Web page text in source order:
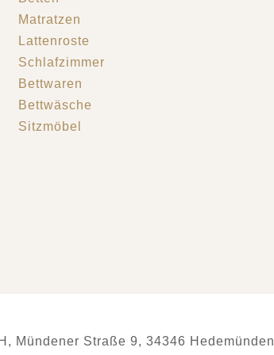
Matratzen
Lattenroste
Schlafzimmer
Bettwaren
Bettwäsche
Sitzmöbel
Mündener Straße 9, 34346 Hedemünden